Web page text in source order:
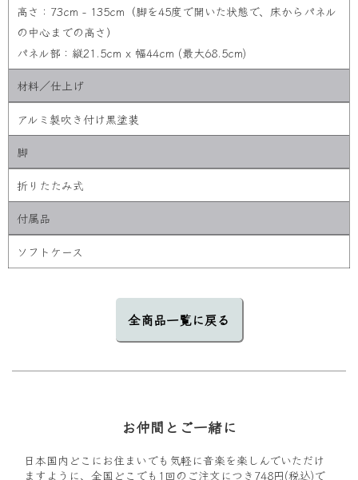
高さ：73cm - 135cm（脚を45度で開いた状態で、床からパネル
の中心までの高さ）
パネル部：縦21.5cm x 幅44cm (最大68.5cm)
材料／仕上げ
アルミ製吹き付け黒塗装
脚
折りたたみ式
付属品
ソフトケース
全商品一覧に戻る
お仲間とご一緒に
日本国内どこにお住まいでも気軽に音楽を楽しんでいただけ
ますように、全国どこでも1回のご注文につき748円(税込)で